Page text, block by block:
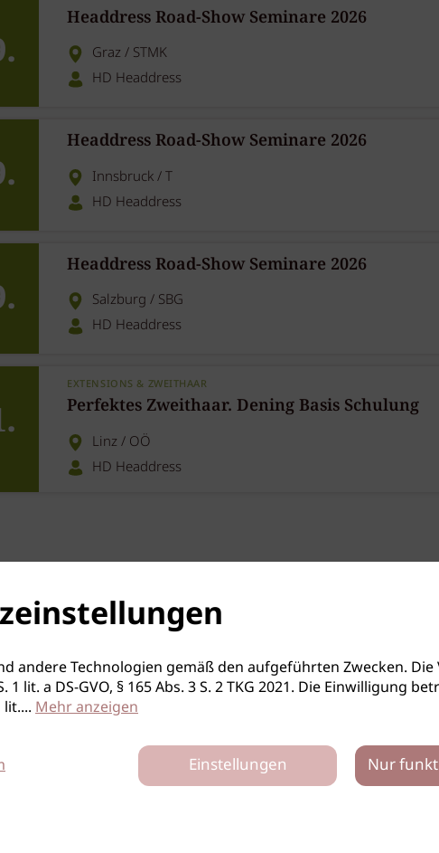
Headdress Road-Show Seminare 2026
Graz / STMK
HD Headdress
Headdress Road-Show Seminare 2026
Innsbruck / T
HD Headdress
Headdress Road-Show Seminare 2026
Salzburg / SBG
HD Headdress
EXTENSIONS & ZWEITHAAR
Perfektes Zweithaar. Dening Basis Schulung
Linz / OÖ
HD Headdress
andere Technologien gemäß den aufgeführten Zwecken.
1 lit. a DS-GVO, § 165 Abs. 3 S. 2 TKG 2021. Die Einwilligung
lit.... Mehr anzeigen
Einstellungen Nur